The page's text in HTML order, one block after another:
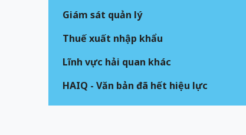
Giám sát quản lý
Thuế xuất nhập khẩu
Lĩnh vực hải quan khác
HAIQ - Văn bản đã hết hiệu lực